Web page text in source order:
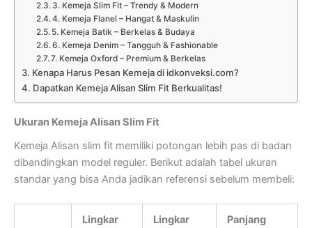
3. Kemeja Slim Fit – Trendy & Modern
4. Kemeja Flanel – Hangat & Maskulin
5. Kemeja Batik – Berkelas & Budaya
6. Kemeja Denim – Tangguh & Fashionable
7. Kemeja Oxford – Premium & Berkelas
Kenapa Harus Pesan Kemeja di idkonveksi.com?
Dapatkan Kemeja Alisan Slim Fit Berkualitas!
Ukuran Kemeja Alisan Slim Fit
Kemeja Alisan slim fit memiliki potongan lebih pas di badan
dibandingkan model reguler. Berikut adalah tabel ukuran
standar yang bisa Anda jadikan referensi sebelum membeli:
Lingkar
Lingkar
Panjang